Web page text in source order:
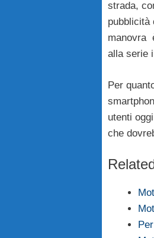
strada,
pubblicità
manovra
alla serie
Per
utenti
che